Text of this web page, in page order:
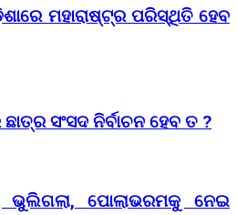
ମହାରାଷ୍ଟ୍ର ପରିସ୍ଥିତି ହେବ
ସଂସଦ ନିର୍ବାଚନ ହେବ ତ ?
ଭୁଲିଗଲା, ପୋଲାଭରମକୁ ନେଇ